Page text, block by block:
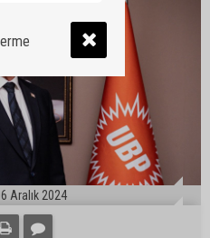
Aralık 2024